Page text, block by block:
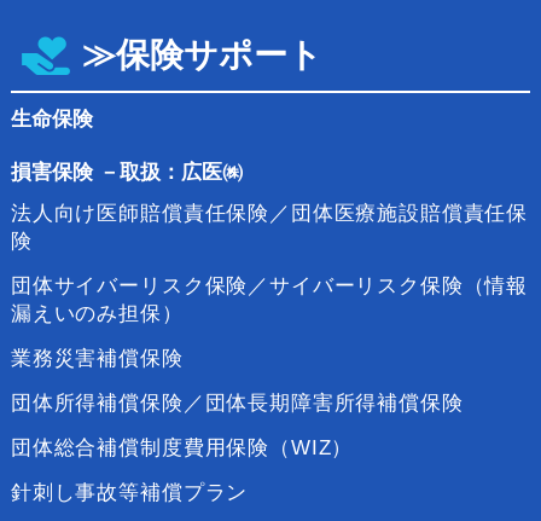
≫保険サポート
生命保険
損害保険－ 取扱：広医㈱
法人向け医師賠償責任保険／団体医療施設賠償責任保
険
団体サイバーリスク保険／サイバーリスク保険（情報
漏えいのみ担保）
業務災害補償保険
団体所得補償保険／団体長期障害所得補償保険
団体総合補償制度費用保険（WIZ）
針刺し事故等補償プラン